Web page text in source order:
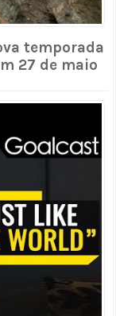
temporada
27 de maio